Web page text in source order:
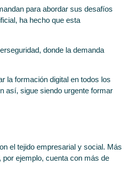
para abordar sus desafíos
ha hecho que esta
donde la demanda
la formación digital en todos los
así, sigue siendo urgente formar
el tejido empresarial y social. Más
, por ejemplo, cuenta con más de